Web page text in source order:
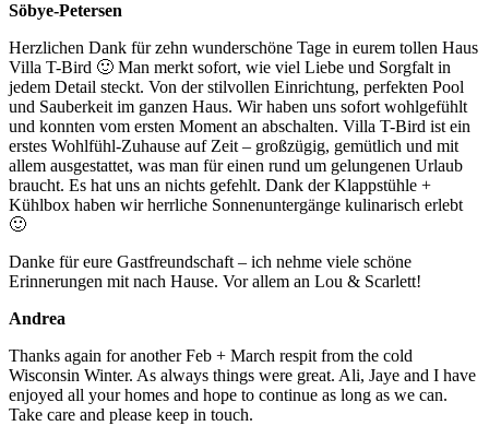
Söbye-Petersen
Herzlichen Dank für zehn wunderschöne Tage in eurem tollen Haus
Villa T-Bird 🙂 Man merkt sofort, wie viel Liebe und Sorgfalt in
jedem Detail steckt. Von der stilvollen Einrichtung, perfekten Pool
und Sauberkeit im ganzen Haus. Wir haben uns sofort wohlgefühlt
und konnten vom ersten Moment an abschalten. Villa T-Bird ist ein
erstes Wohlfühl-Zuhause auf Zeit – großzügig, gemütlich und mit
allem ausgestattet, was man für einen rund um gelungenen Urlaub
braucht. Es hat uns an nichts gefehlt. Dank der Klappstühle +
Kühlbox haben wir herrliche Sonnenuntergänge kulinarisch erlebt
🙂
Danke für eure Gastfreundschaft – ich nehme viele schöne
Erinnerungen mit nach Hause. Vor allem an Lou & Scarlett!
Andrea
Thanks again for another Feb + March respit from the cold
Wisconsin Winter. As always things were great. Ali, Jaye and I have
enjoyed all your homes and hope to continue as long as we can.
Take care and please keep in touch.